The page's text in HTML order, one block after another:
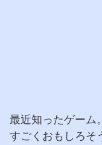
最近知ったゲーム。
すごくおもしろ